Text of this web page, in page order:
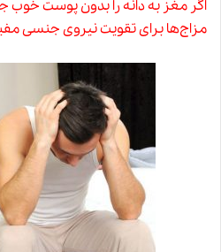
اگر مغز به دانه را بدون پوست
‏مزاج‌ها براىتقویت نیروى جنسى